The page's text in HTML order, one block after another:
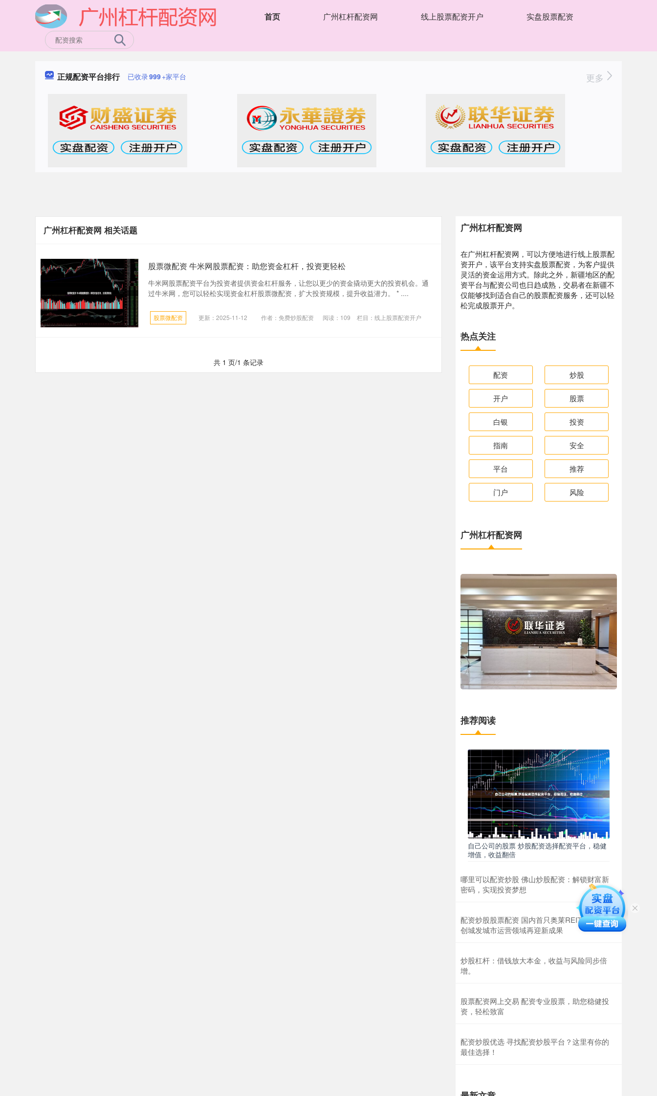
首页 广州杠杆配资网 线上股票配资开户 实盘股票配资
正规配资平台排行 已收录999+家平台 更多
广州杠杆配资网 相关话题
股票微配资 牛米网股票配资：助您资金杠杆，投资更轻松
牛米网股票配资平台为投资者提供资金杠杆服务，让您以更少的资金撬动更大的投资机会。通
过牛米网，您可以轻松实现资金杠杆股票微配资，扩大投资规模，提升收益潜力。 * ....
股票微配资 更新：2025-11-12 作者：免费炒股配资 阅读： 109 栏目： 线上股票配资开户
共 1 页/1 条记录
广州杠杆配资网
在广州杠杆配资网，可以方便地进行线上股票配
资开户，该平台支持实盘股票配资，为客户提供
灵活的资金运用方式。除此之外，新疆地区的配
资平台与配资公司也日趋成熟，交易者在新疆不
仅能够找到适合自己的股票配资服务，还可以轻
松完成股票开户。
热点关注
配资 炒股
开户 股票
白银 投资
指南 安全
平台 推荐
门户 风险
广州杠杆配资网
推荐阅读
自己公司的股票 炒股配资选择配资平台，稳健
增值，收益翻倍
哪里可以配资炒股 佛山炒股配资：解锁财富新
密码，实现投资梦想
配资炒股股票配资 国内首只奥莱REITs获批 首
创城发城市运营领域再迎新成果
炒股杠杆：借钱放大本金，收益与风险同步倍
增。
股票配资网上交易 配资专业股票，助您稳健投
资，轻松致富
配资炒股优选 寻找配资炒股平台？这里有你的
最佳选择！